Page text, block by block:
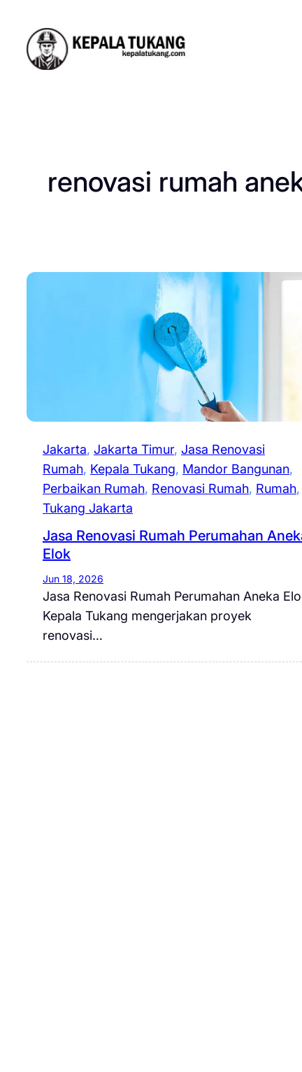
content
renovasi rumah
Jakarta, Jakarta Timur, Jasa Renovasi
Rumah, Kepala Tukang, Mandor Bangunan
Perbaikan Rumah, Renovasi Rumah, Rumah
Tukang Jakarta
Jasa Renovasi Rumah Perumahan
Elok
Jun 18, 2026
Jasa Renovasi Rumah Perumahan Aneka
Kepala Tukang mengerjakan proyek
renovasi…